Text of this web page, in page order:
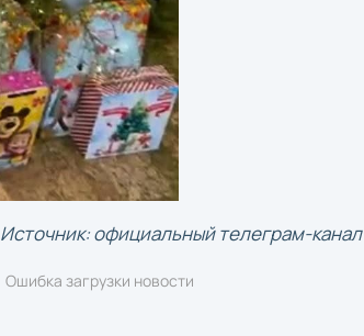
Источник: официальный телеграм-канал
Ошибка загрузки новости